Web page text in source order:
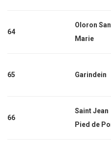
64
Oloron
Marie
65 Garindein
66
Saint Jean
Pied de